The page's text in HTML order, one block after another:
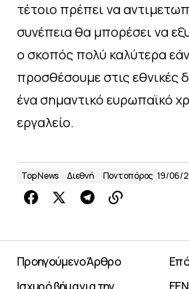
τέτοιο πρέπει να
συνέπεια θα μπορέσει να
ο σκοπός πολύ καλύτερα
προσθέσουμε στις εθνικές
ένα σημαντικό ευρωπαϊκό
εργαλείο.
Top News Διεθνή Ποντοπόρος 19/06/
Προηγούμενο Άρθρο